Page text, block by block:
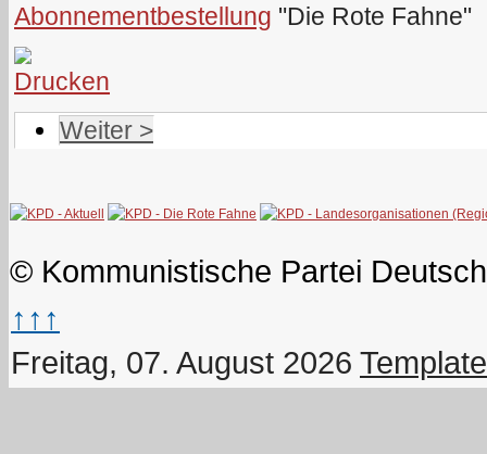
Abonnementbestellung "Die Rote Fahne"
Weiter >
© Kommunistische Partei
↑↑↑
Freitag, 07. August 2026